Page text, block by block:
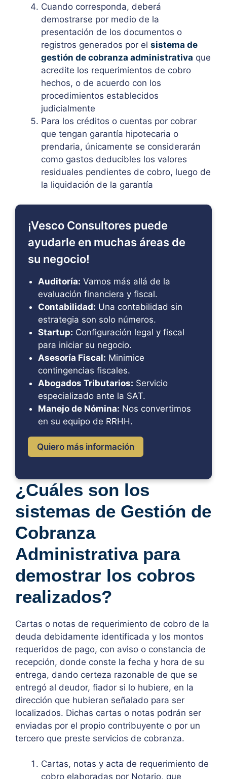
Cuando corresponda, deberá
demostrarse por medio de la
presentación de los documentos o
registros generados por el sistema de
gestión de cobranza administrativa que
acredite los requerimientos de cobro
hechos, o de acuerdo con los
procedimientos establecidos
judicialmente
Para los créditos o cuentas por cobrar
que tengan garantía hipotecaria o
prendaria, únicamente se considerarán
como gastos deducibles los valores
residuales pendientes de cobro, luego de
la liquidación de la garantía
¡Vesco Consultores puede
ayudarle en muchas áreas de
su negocio!
Auditoría: Vamos más allá de la
evaluación financiera y fiscal.
Contabilidad: Una contabilidad sin
estrategia son solo números.
Startup: Configuración legal y fiscal
para iniciar su negocio.
Asesoría Fiscal: Minimice
contingencias fiscales.
Abogados Tributarios: Servicio
especializado ante la SAT.
Manejo de Nómina: Nos convertimos
en su equipo de RRHH.
Quiero más información
¿Cuáles son los
sistemas de Gestión de
Cobranza
Administrativa para
demostrar los cobros
realizados?
Cartas o notas de requerimiento de cobro de la
deuda debidamente identificada y los montos
requeridos de pago, con aviso o constancia de
recepción, donde conste la fecha y hora de su
entrega, dando certeza razonable de que se
entregó al deudor, fiador si lo hubiere, en la
dirección que hubieran señalado para ser
localizados. Dichas cartas o notas podrán ser
enviadas por el propio contribuyente o por un
tercero que preste servicios de cobranza.
Cartas, notas y acta de requerimiento de
cobro elaboradas por Notario, que